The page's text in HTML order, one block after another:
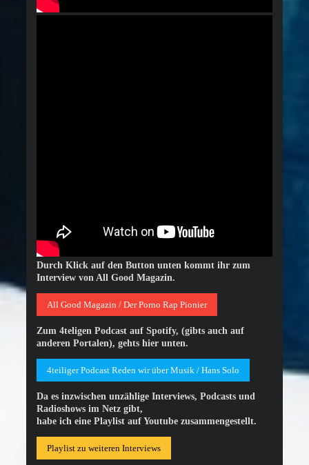
Durch Klick auf den Button unten kommt ihr zum
Interview von All Good Magazin.
All Good Magazin / Der Porno Rap Pionier
Zum 4teligen Podcast auf Spotify, (gibts auch auf
anderen Portalen), gehts hier unten.
4teiliger Podcast Reden wir über Musik / Hans Solo
Da es inzwischen unzählige Interviews, Podcasts und
Radioshows im Netz gibt,
habe ich eine Playlist auf Youtube zusammengestellt.
Playlist zu weiteren Interviews